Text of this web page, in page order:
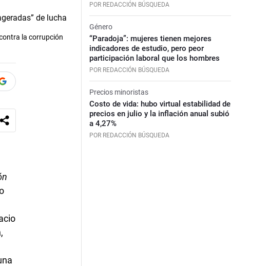
la corrupción
POR REDACCIÓN BÚSQUEDA
Género
“Paradoja”: mujeres tienen mejores
indicadores de estudio, pero peor
participación laboral que los hombres
POR REDACCIÓN BÚSQUEDA
Precios minoristas
Costo de vida: hubo virtual estabilidad de
precios en julio y la inflación anual subió
a 4,27%
POR REDACCIÓN BÚSQUEDA